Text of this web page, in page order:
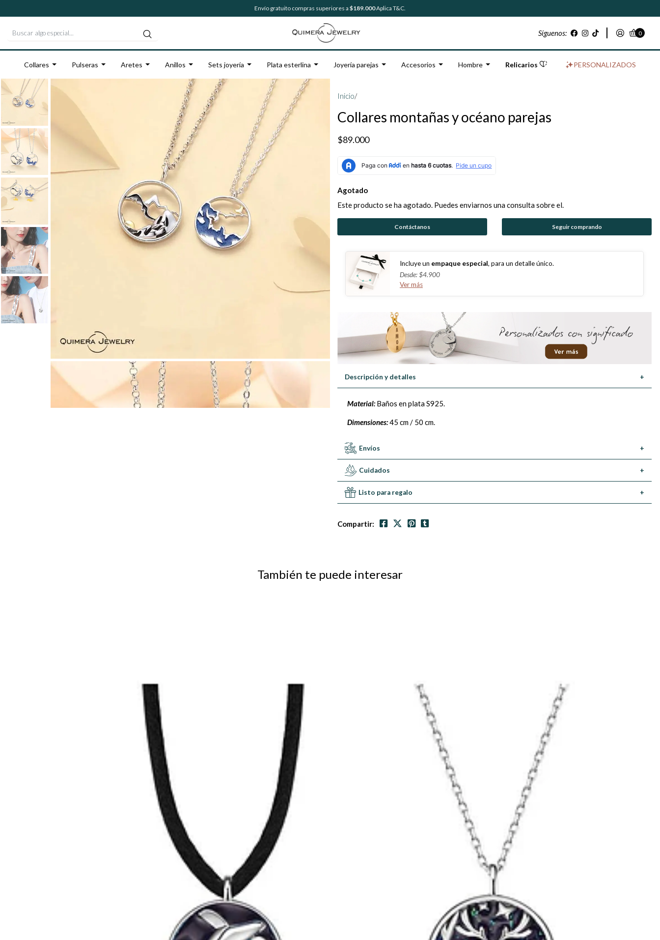
Envío gratuito compras superiores a $189.000Aplica T&C.
Síguenos: 0
Collares Pulseras Aretes Anillos Sets joyería Plata esterlina Joyería parejas Accesorios Hombre Relicarios PERSONALIZADOS
Inicio/
Collares montañas y océano parejas
$89.000
Agotado
Este producto se ha agotado. Puedes enviarnos una consulta sobre el.
Contáctanos Seguir comprando
Incluye un empaque especial, para un detalle único.
Desde: $4.900
Ver más
Descripción y detalles +
Material:Baños en plata S925.
Dimensiones:45 cm / 50 cm.
Envíos +
Cuidados +
Listo para regalo +
Compartir:
También te puede interesar